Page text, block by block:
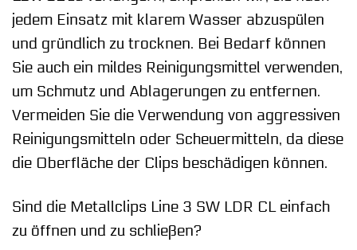
jedem Einsatz mit klarem Wasser abzuspülen
und gründlich zu trocknen. Bei Bedarf können
Sie auch ein mildes Reinigungsmittel verwenden,
um Schmutz und Ablagerungen zu entfernen.
Vermeiden Sie die Verwendung von aggressiven
Reinigungsmitteln oder Scheuermitteln, da diese
die Oberfläche der Clips beschädigen können.
Sind die Metallclips Line 3 SW LDR CL einfach
zu öffnen und zu schließen?